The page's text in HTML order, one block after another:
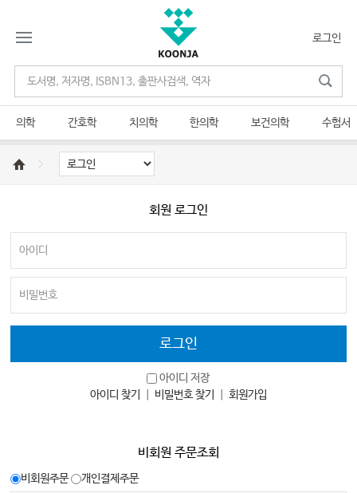
로그인
의학 간호학 치의학 한의학 보건의학 수험서
회원 로그인
아이디 저장
아이디 찾기
비밀번호 찾기 회원가입
비회원 주문조회
비회원주문 개인결제주문